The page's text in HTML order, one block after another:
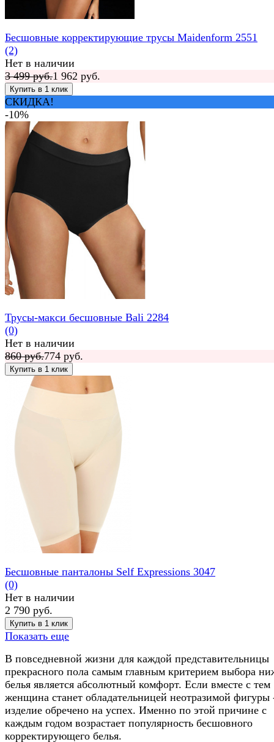
Бесшовные корректирующие трусы Maidenform 2551
(2)
Нет в наличии
3 499 руб.1 962 руб.
СКИДКА!
-10%
Трусы-макси бесшовные Bali 2284
(0)
Нет в наличии
860 руб.774 руб.
Бесшовные панталоны Self Expressions 3047
(0)
Нет в наличии
2 790 руб.
Показать еще
В повседневной жизни для каждой представительницы
прекрасного пола самым главным критерием выбора
белья является абсолютный комфорт. Если вместе с тем
женщина станет обладательницей неотразимой фигуры
изделие обречено на успех. Именно по этой причине с
каждым годом возрастает популярность бесшовного
корректирующего белья.